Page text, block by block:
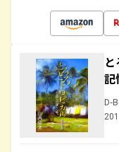
D-